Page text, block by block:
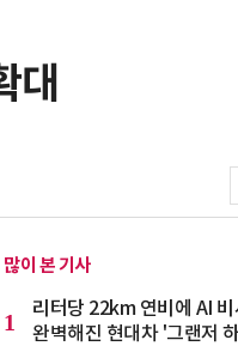
대
많이 본 기사
1
리터당 22km 연비에 AI 비
완벽해진 현대차 '그랜저